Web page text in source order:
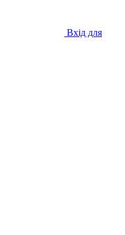
Вхід для